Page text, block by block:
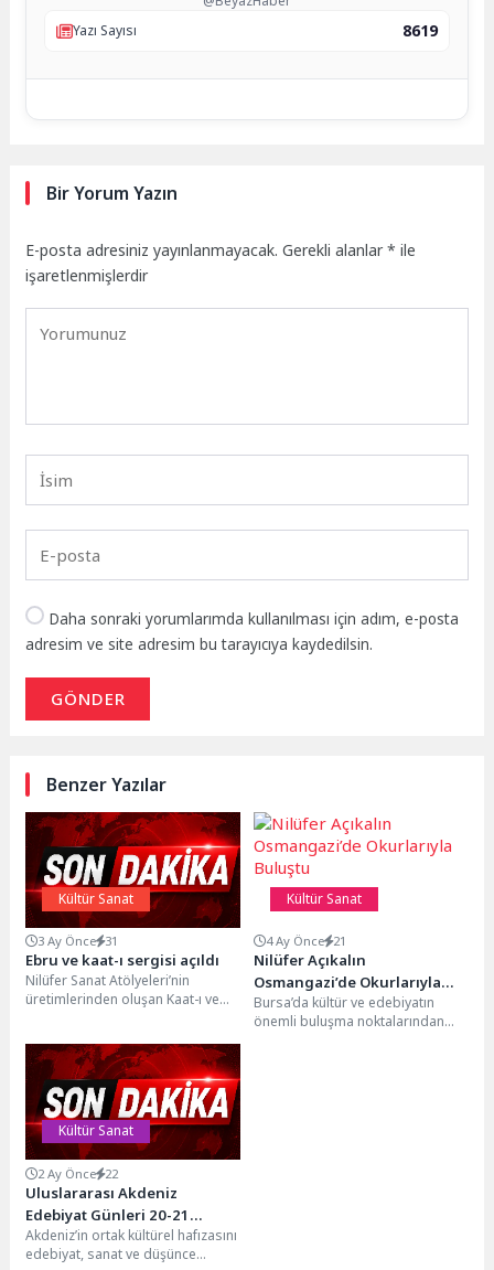
Yazı Sayısı
8619
Bir Yorum Yazın
E-posta adresiniz yayınlanmayacak. Gerekli alanlar* ile
işaretlenmişlerdir
Daha sonraki yorumlarımda kullanılması için adım, e-posta
adresim ve site adresim bu tarayıcıya kaydedilsin.
GÖNDER
Benzer Yazılar
Kültür Sanat
3 Ay Önce 31
Ebru ve kaat-ı sergisi açıldı
Nilüfer Sanat Atölyeleri’nin
üretimlerinden oluşan Kaat-ı ve
atölyelerinde...
Kültür Sanat
4 Ay Önce 21
Nilüfer Açıkalın
Osmangazi’de Okurlarıyla
Buluştu
Bursa’da kültür ve edebiyatın
önemli buluşma noktalarından
Kültür Sanat
2 Ay Önce 22
Uluslararası Akdeniz
Edebiyat Günleri 20-21
Haziran’da Didim’de
Akdeniz’in ortak kültürel hafızasını
edebiyat, sanat ve düşünce